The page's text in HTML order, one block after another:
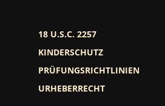
18 U.S.C. 2257
KINDERSCHUTZ
PRÜFUNGSRICHTLINIEN
URHEBERRECHT